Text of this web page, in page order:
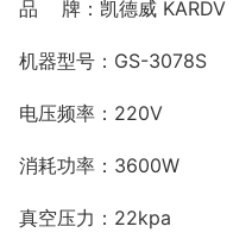
品 牌：凯德威 KARDV
机器型号： GS-3078S
电压频率： 220V
消耗功率： 3600W
真空压力： 22kpa